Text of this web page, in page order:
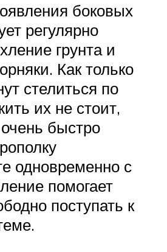
боковых
регулярно
грунта и
Как только
стелиться по
их не стоит,
быстро
одновременно с
помогает
поступать к